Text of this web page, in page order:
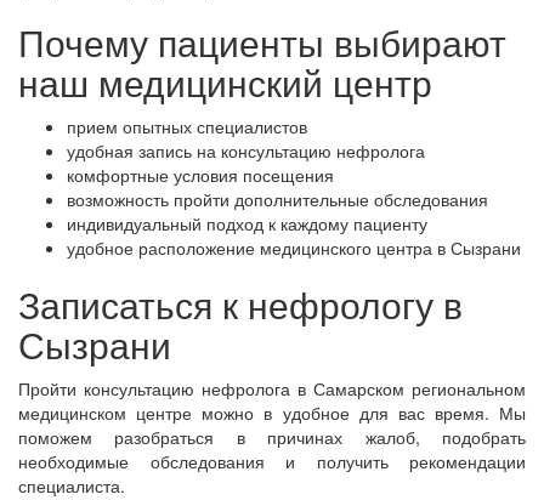
Почему пациенты выбирают
наш медицинский центр
прием опытных специалистов
удобная запись на консультацию нефролога
комфортные условия посещения
возможность пройти дополнительные обследования
индивидуальный подход к каждому пациенту
удобное расположение медицинского центра в Сызрани
Записаться к нефрологу в
Сызрани
Пройти консультацию нефролога в Самарском региональном
медицинском центре можно в удобное для вас время. Мы
поможем разобраться в причинах жалоб, подобрать
необходимые обследования и получить рекомендации
специалиста.